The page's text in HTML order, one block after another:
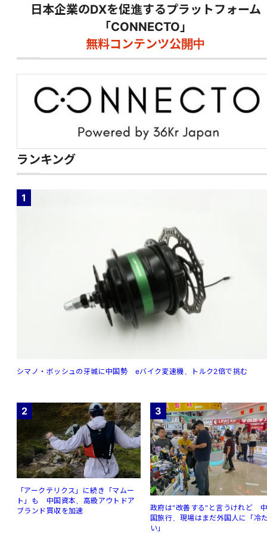
日本企業のDXを促進するプラットフォーム
「CONNECTO」
無料コンテンツ公開中
ランキング
1
シマノ・ボッシュの牙城に中国勢 eバイク変速機、トルク2倍で挑む
2
「アークテリクス」に続き「マムー
ト」も 中国資本、高級アウトドア
ブランド買収を加速
3
政府は"改善する"と言うけれど
国旅行、現場はまだ外国人に「冷
い」